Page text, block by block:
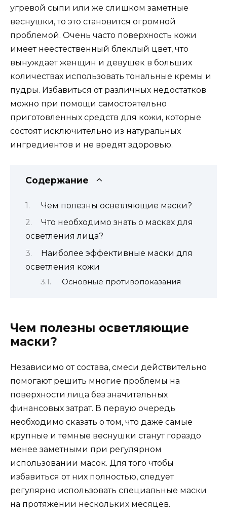
угревой сыпи или же слишком заметные
веснушки, то это становится огромной
проблемой. Очень часто поверхность кожи
имеет неестественный блеклый цвет, что
вынуждает женщин и девушек в больших
количествах использовать тональные кремы и
пудры. Избавиться от различных недостатков
можно при помощи самостоятельно
приготовленных средств для кожи, которые
состоят исключительно из натуральных
ингредиентов и не вредят здоровью.
Содержание
Чем полезны осветляющие маски?
Что необходимо знать о масках для
осветления лица?
Наиболее эффективные маски для
осветления кожи
Основные противопоказания
Чем полезны осветляющие
маски?
Независимо от состава, смеси действительно
помогают решить многие проблемы на
поверхности лица без значительных
финансовых затрат. В первую очередь
необходимо сказать о том, что даже самые
крупные и темные веснушки станут гораздо
менее заметными при регулярном
использовании масок. Для того чтобы
избавиться от них полностью, следует
регулярно использовать специальные маски
на протяжении нескольких месяцев.